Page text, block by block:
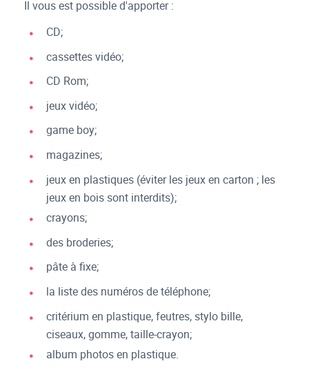
Il vous est possible d'apporter :
CD;
cassettes vidéo;
CD Rom;
jeux vidéo;
game boy;
magazines;
jeux en plastiques (éviter les jeux en carton ; les
jeux en bois sont interdits);
crayons;
des broderies;
pâte à fixe;
la liste des numéros de téléphone;
critérium en plastique, feutres, stylo bille,
ciseaux, gomme, taille-crayon;
album photos en plastique.